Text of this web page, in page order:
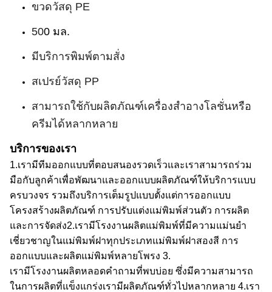
ขวดวัสดุ PE
500 มล.
มีบริการพิมพ์ตามสั่ง
สเปรย์วัสดุ PP
สามารถใช้กับผลิตภัณฑ์เครื่องสำอางโลชั่นหรือ
ครีมได้หลากหลาย
บริการของเรา
1.เรามีทีมออกแบบที่ตอบสนองรวดเร็วและเราสามารถร่วม
มือกับลูกค้าเพื่อพัฒนาและออกแบบผลิตภัณฑ์ให้บริการแบบ
ครบวงจร รวมถึงบริการเต็มรูปแบบตั้งแต่การออกแบบ
โครงสร้างผลิตภัณฑ์ การปรับแต่งแม่พิมพ์ส่วนตัว การผลิต
และการจัดส่ง2.เรามีโรงงานผลิตแม่พิมพ์ที่มีความแม่นยำ
เชี่ยวชาญในแม่พิมพ์ฝาทุกประเภทแม่พิมพ์ฝาสองสี การ
ออกแบบและผลิตแม่พิมพ์หลายโพรง 3.
เรามีโรงงานผลิตหลอดคำถามที่พบบ่อย ซึ่งมีความสามารถ
ในการผลิตที่แข็งแกร่งเรามีผลิตภัณฑ์ทั่วไปหลากหลาย 4.เรา